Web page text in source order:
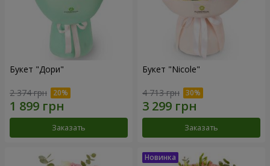
Букет "Дори"
2 374 грн
Заказать
Букет "Nicole"
4 713 грн
Заказать